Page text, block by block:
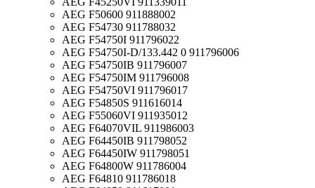
AEG F50600 911888002
AEG F54730 911788032
AEG F54750I 911796022
AEG F54750I-D/133.442 0 911796006
AEG F54750IB 911796007
AEG F54750IM 911796008
AEG F54750VI 911796017
AEG F54850S 911616014
AEG F55060VI 911935012
AEG F64070VIL 911986003
AEG F64450IB 911798052
AEG F64450IW 911798051
AEG F64800W 911786004
AEG F64810 911786018